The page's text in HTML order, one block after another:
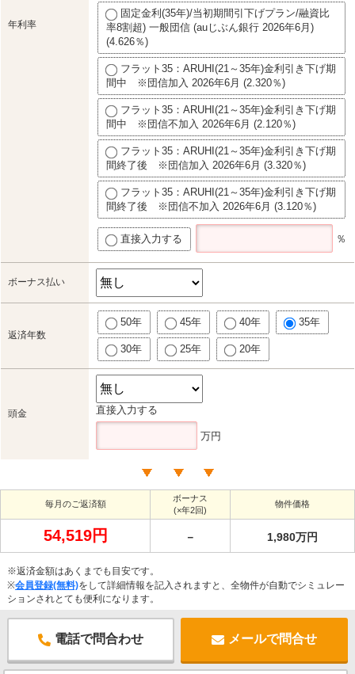
年利率
固定金利(35年)/当初期間引下げプラン/融資比
率8割超) 一般団信 (auじぶん銀行 2026年6月)
(4.626％)
フラット35：ARUHI(21～35年)金利引き下げ期
間中 ※団信加入 2026年6月 (2.320％)
フラット35：ARUHI(21～35年)金利引き下げ期
間中 ※団信不加入 2026年6月 (2.120％)
フラット35：ARUHI(21～35年)金利引き下げ期
間終了後 ※団信加入 2026年6月 (3.320％)
フラット35：ARUHI(21～35年)金利引き下げ期
間終了後 ※団信不加入 2026年6月 (3.120％)
直接入力する ％
ボーナス払い
返済年数
50年 45年 40年 35年
30年 25年 20年
頭金 直接入力する
万円
毎月のご返済額
ボーナス
(×年2回)
物件価格
54,519円 － 1,980万円
※返済金額はあくまでも目安です。
※会員登録(無料)をして詳細情報を記入されますと、全物件が自動でシミュレー
ションされとても便利になります。
電話で問合わせ メールで問合せ